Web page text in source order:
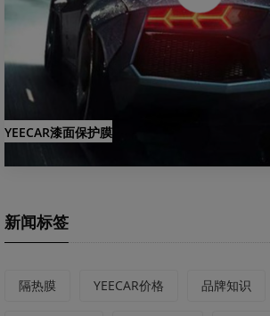
YEECAR漆面保护膜
新闻标签
隔热膜 YEECAR价格 品牌知识